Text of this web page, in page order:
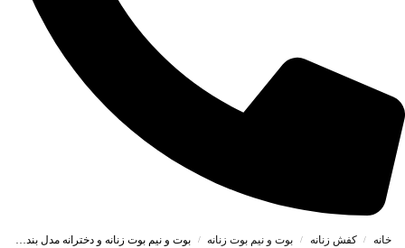
خانه / کفش زنانه / بوت و نیم بوت زنانه / بوت و نیم بوت زنانه و دخترانه مدل بندی بغل زیپ و کش رنگ مشکی کد A229